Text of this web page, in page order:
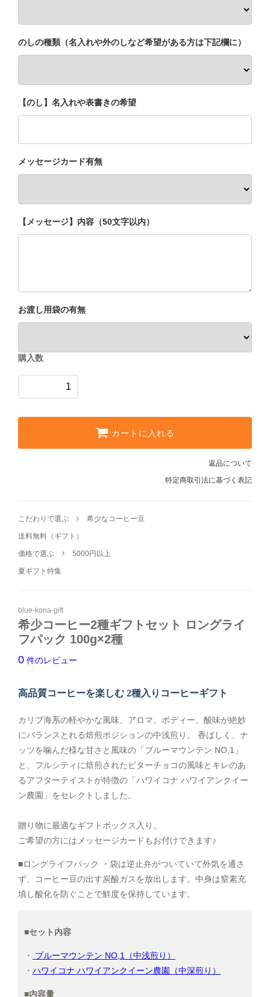
スイーツとコーヒーギフト
送料無料（ギフト）
シュガー・フレッシュ・シロップ
すべてのコーヒー豆から選ぶ
フレーバーから選ぶ
シーン/気分で選ぶ
のしの種類（名入れや外のしなど希望がある方は下記欄に）
【のし】名入れや表書きの希望
メッセージカード有無
【メッセージ】内容（50文字以内）
お渡し用袋の有無
購入数
カートに入れる
返品について
特定商取引法に基づく表記
こだわりで選ぶ 希少なコーヒー豆
送料無料（ギフト）
価格で選ぶ 5000円以上
夏ギフト特集
blue-kona-gift
希少コーヒー2種ギフトセット ロングライ
フパック 100g×2種
0 件のレビュー
高品質コーヒーを楽しむ 2種入りコーヒーギフト
カリブ海系の軽やかな風味、アロマ、ボディー、酸味が絶妙
にバランスとれる焙煎ポジションの中浅煎り。 香ばしく、ナ
ッツを噛んだ様な甘さと風味の「ブルーマウンテン NO,1」
と、フルシティに焙煎されたビターチョコの風味とキレのあ
るアフターテイストが特徴の「ハワイコナ ハワイアンクイー
ン農園」をセレクトしました。
贈り物に最適なギフトボックス入り。
ご希望の方にはメッセージカードもお付けできます♪
■️ロングライフパック ・袋は逆止弁がついていて外気を通さ
ず、コーヒー豆の出す炭酸ガスを放出します。中身は窒素充
填し酸化を防ぐことで鮮度を保持しています。
■セット内容
・
ブルーマウンテン NO,1（中浅煎り）
・ ハワイコナ ハワイアンクイーン農園（中深煎り）
■内容量